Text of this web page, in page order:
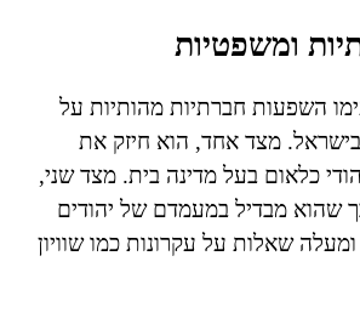
ומשפטיות
השפעות חברתיות מהותיות על
מצד אחד, הוא חיזק את
כלאום בעל מדינה בית. מצד שני,
שהוא מבדיל במעמדם של יהודים
שאלות על עקרונות כמו שוויון